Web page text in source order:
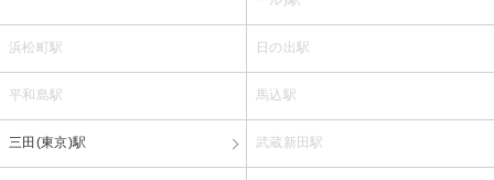
浜松町駅 日の出駅
平和島駅 馬込駅
三田(東京)駅 武蔵新田駅